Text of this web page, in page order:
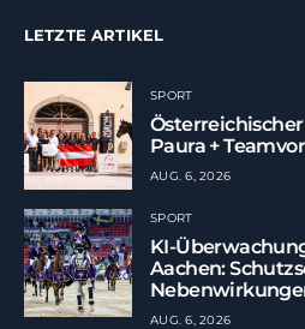
LETZTE ARTIKEL
SPORT
Paura +
AUG. 6, 2026
SPORT
KI-
Aachen:
AUG. 6, 2026